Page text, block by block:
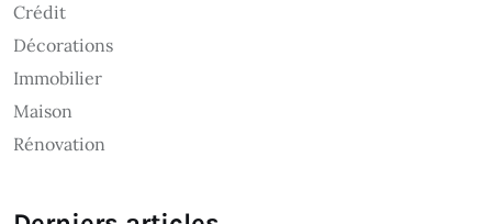
Crédit
Décorations
Immobilier
Maison
Rénovation